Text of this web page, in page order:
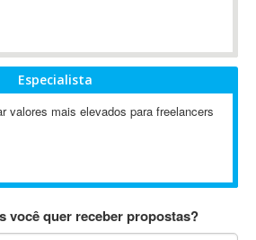
(AWT)
Especialista
valores mais elevados para freelancers
você quer receber propostas?